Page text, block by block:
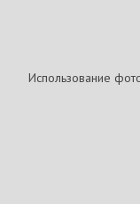
Использование